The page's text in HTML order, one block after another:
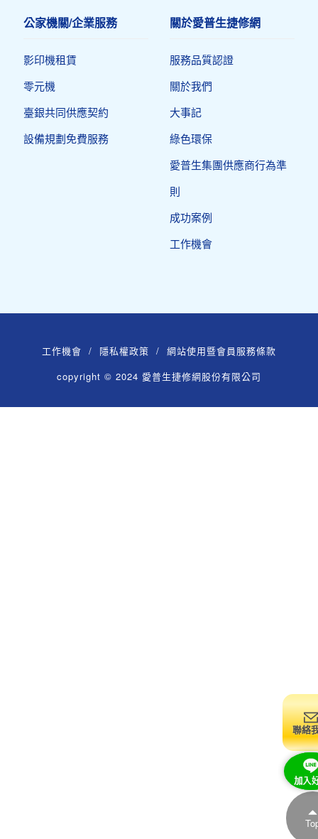
聯絡
公家機關/企業服務
影印機租賃
零元機
臺銀共同供應契約
設備規劃免費服務
關於愛普生捷修網
服務品質認證
關於我們
大事記
綠色環保
愛普生集團供應商行為準
則
成功案例
工作機會
工作機會 / 隱私權政策 / 網站使用暨會員服務條款
copyright © 2024 愛普生捷修網股份有限公司